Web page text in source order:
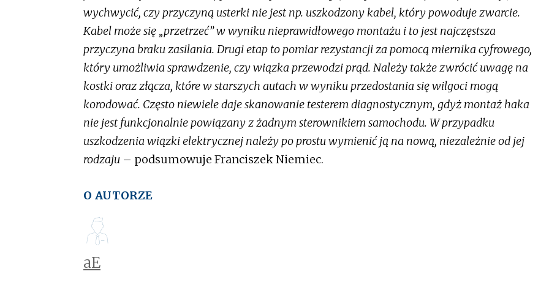
wychwycić, czy przyczyną usterki nie jest np. uszkodzony kabel, który powoduje zwarcie.
Kabel może się „przetrzeć” w wyniku nieprawidłowego montażu i to jest najczęstsza
przyczyna braku zasilania. Drugi etap to pomiar rezystancji za pomocą miernika cyfrowego,
który umożliwia sprawdzenie, czy wiązka przewodzi prąd. Należy także zwrócić uwagę na
kostki oraz złącza, które w starszych autach w wyniku przedostania się wilgoci mogą
korodować. Często niewiele daje skanowanie testerem diagnostycznym, gdyż montaż haka
nie jest funkcjonalnie powiązany z żadnym sterownikiem samochodu. W przypadku
uszkodzenia wiązki elektrycznej należy po prostu wymienić ją na nową, niezależnie od jej
rodzaju – podsumowuje Franciszek Niemiec.
O AUTORZE
aE